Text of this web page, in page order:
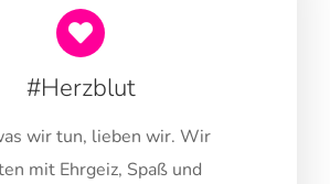
#Herzblut
wir tun, lieben wir. Wir
mit Ehrgeiz, Spaß und